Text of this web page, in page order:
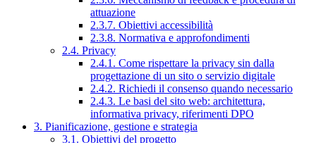
attuazione
2.3.7. Obiettivi accessibilità
2.3.8. Normativa e approfondimenti
2.4. Privacy
2.4.1. Come rispettare la privacy sin dalla
progettazione di un sito o servizio digitale
2.4.2. Richiedi il consenso quando necessario
2.4.3. Le basi del sito web: architettura,
informativa privacy, riferimenti DPO
3. Pianificazione, gestione e strategia
3.1. Obiettivi del progetto